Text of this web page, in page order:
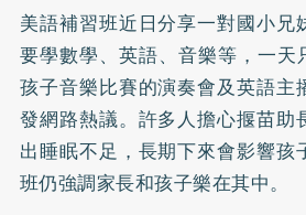
美語補習班近日分享一對國小兄
要學數學、英語、音樂等，一
孩子音樂比賽的演奏會及英語主
發網路熱議。許多人擔心揠苗助
出睡眠不足，長期下來會影響孩
班仍強調家長和孩子樂在其中。